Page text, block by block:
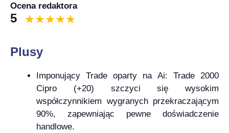
Ocena redaktora
5
Plusy
Imponujący Trade oparty na Ai: Trade 2000
Cipro (+20) szczyci się wysokim
współczynnikiem wygranych przekraczającym
90%, zapewniając pewne doświadczenie
handlowe.